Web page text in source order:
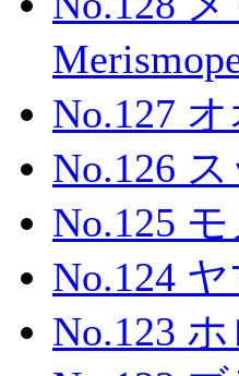
No.127
No.126
No.125
No.124
No.123